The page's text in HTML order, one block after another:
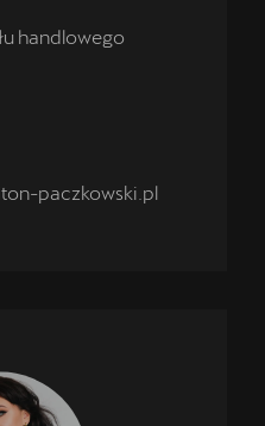
handlowego
paczkowski.pl